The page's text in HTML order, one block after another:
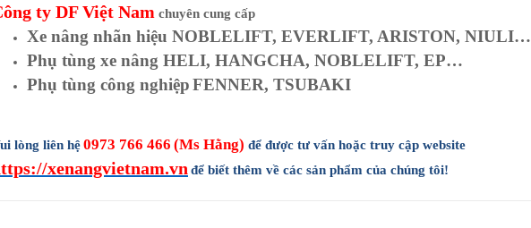
ty DF Việt Nam chuyên cung cấp
Xe nâng nhãn hiệu NOBLELIFT, EVERLIFT, ARISTON, NIULI…
Phụ tùng xe nâng HELI, HANGCHA, NOBLELIFT, EP…
Phụ tùng công nghiệpFENNER, TSUBAKI
lòng liên hệ0973 766 466 (Ms Hằng) để được tư vấn hoặc truy cập website
xenangvietnam.vn để biết thêm về các sản phẩm của chúng tôi!